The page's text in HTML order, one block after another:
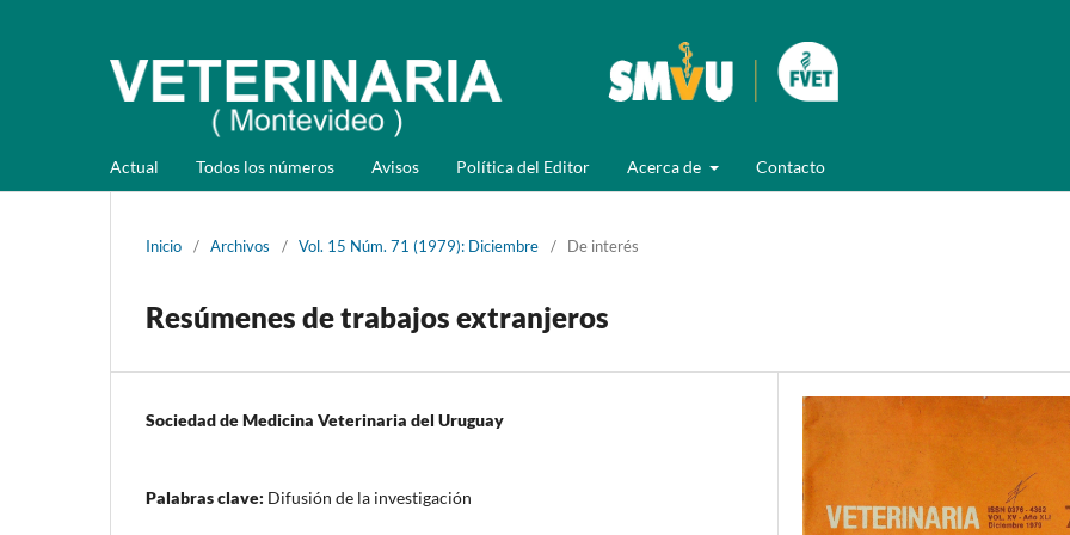
Actual Todos los números Avisos Política del Editor Acerca de Contacto
Inicio / Archivos / Vol. 15 Núm. 71 (1979): Diciembre / De interés
Resúmenes de trabajos extranjeros
Sociedad de Medicina Veterinaria del Uruguay
Palabras clave: Difusión de la investigación